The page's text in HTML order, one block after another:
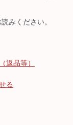
みください。
返品等）
る